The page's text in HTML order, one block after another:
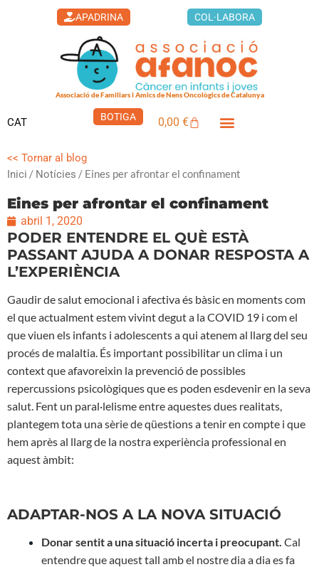
APADRINA COL·LABORA
Associació de Familiars i Amics de Nens Oncològics de Catalunya
CAT BOTIGA 0,00€Cistella
<< Tornar al blog
Inici / Notícies / Eines per afrontar el confinament
Eines per afrontar el confinament
abril 1, 2020
PODER ENTENDRE EL QUÈ ESTÀ
PASSANT AJUDA A DONAR RESPOSTA A
L’EXPERIÈNCIA
Gaudir de salut emocional i afectiva és bàsic en moments com
el que actualment estem vivint degut a la COVID 19 i com el
que viuen els infants i adolescents a qui atenem al llarg del seu
procés de malaltia. És important possibilitar un clima i un
context que afavoreixin la prevenció de possibles
repercussions psicològiques que es poden esdevenir en la seva
salut. Fent un paral·lelisme entre aquestes dues realitats,
plantegem tota una sèrie de qüestions a tenir en compte i que
hem après al llarg de la nostra experiència professional en
aquest àmbit:
ADAPTAR-NOS A LA NOVA SITUACIÓ
Donar sentit a una situació incerta i preocupant. Cal
entendre que aquest tall amb el nostre dia a dia es fa